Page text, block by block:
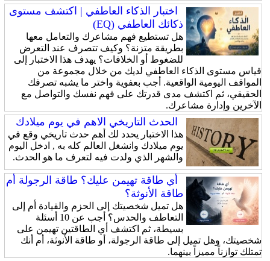
اختبار الذكاء العاطفي | اكتشف مستوى
ذكائك العاطفي (EQ)
هل تستطيع فهم مشاعرك والتعامل معها
بطريقة متزنة؟ وكيف تتصرف عند التعرض
للضغوط أو الخلافات؟ يهدف هذا الاختبار إلى
قياس مستوى الذكاء العاطفي لديك من خلال مجموعة من
المواقف اليومية الواقعية. أجب بعفوية واختر ما يشبه تصرفك
الحقيقي، ثم اكتشف مدى قدرتك على فهم نفسك والتواصل مع
الآخرين وإدارة مشاعرك.
الحدث التاريخي الاهم في يوم ميلادك
هذا الاختبار يحدد لك أهم حدث تاريخي وقع في
يوم ميلادك وانشغل العالم كله به , ادخل اليوم
والشهر الذي ولدت فيه لتعرف ما هو الحدث.
أي طاقة تهيمن عليك؟ طاقة الرجولة أم
طاقة الأنوثة؟
هل تميل شخصيتك إلى الحزم والقيادة أم إلى
التعاطف والحدس؟ أجب عن 10 أسئلة
بسيطة، ثم اكتشف أي الطاقتين تهيمن على
شخصيتك، وهل تميل إلى طاقة الرجولة، أو طاقة الأنوثة، أم أنك
تمتلك توازناً مميزاً بينهما.